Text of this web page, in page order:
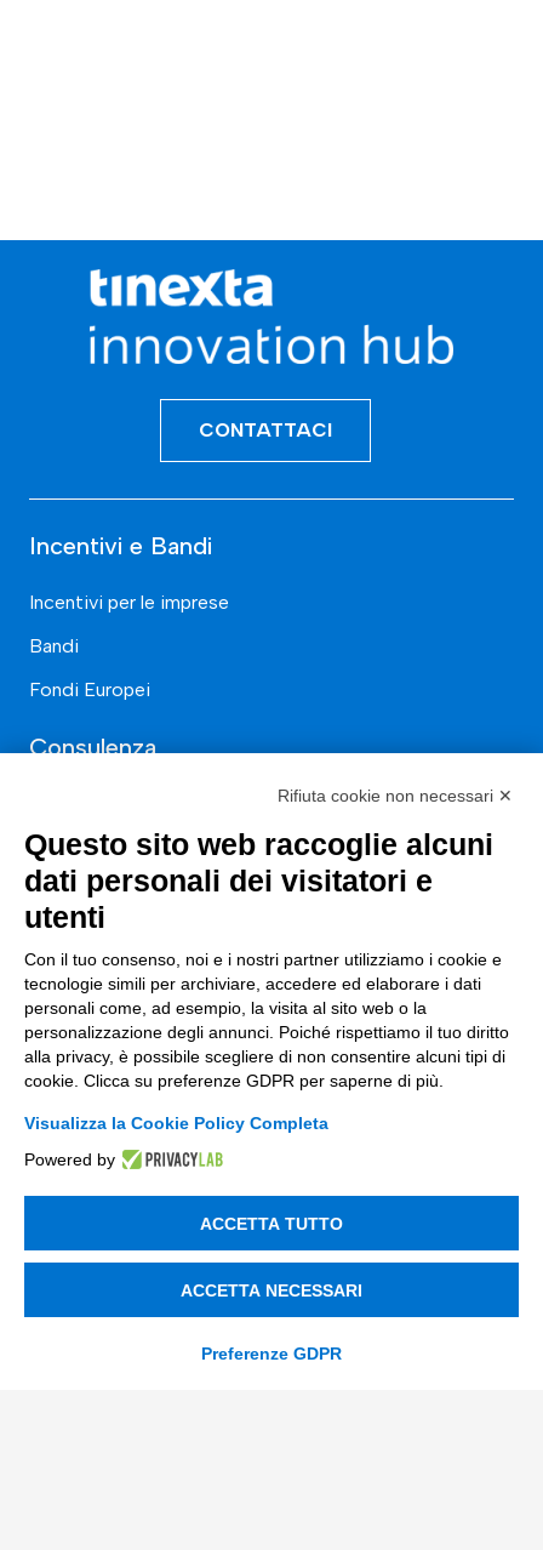
CONTATTACI
Incentivi e Bandi
Incentivi per le imprese
Bandi
Fondi Europei
Consulenza
Finanza
Nuovi Mercati
Innovazione di prodotto e processo
Digital Marketing
Data & BI
Trasformazione Digitale
Soluzioni Digitali
Supply Chain
Rifiuta cookie non necessari ✕
Questo sito web raccoglie alcuni
dati personali dei visitatori e
utenti
Con il tuo consenso, noi e i nostri partner utilizziamo i cookie e
tecnologie simili per archiviare, accedere ed elaborare i dati
personali come, ad esempio, la visita al sito web o la
personalizzazione degli annunci. Poiché rispettiamo il tuo diritto
alla privacy, è possibile scegliere di non consentire alcuni tipi di
cookie. Clicca su preferenze GDPR per saperne di più.
Visualizza la Cookie Policy Completa
Powered by
ACCETTA TUTTO
ACCETTA NECESSARI
Preferenze GDPR